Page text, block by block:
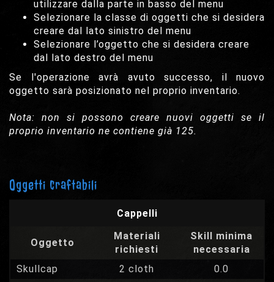
utilizzare dalla parte in basso del menu
Selezionare la classe di oggetti che si desidera
creare dal lato sinistro del menu
Selezionare l’oggetto che si desidera creare
dal lato destro del menu
Se l'operazione avrà avuto successo, il nuovo
oggetto sarà posizionato nel proprio inventario.
Nota: non si possono creare nuovi oggetti se il
proprio inventario ne contiene già 125.
Oggetti craftabili
Cappelli
Oggetto
Materiali
richiesti
Skill minima
necessaria
Skullcap
2 cloth
0.0